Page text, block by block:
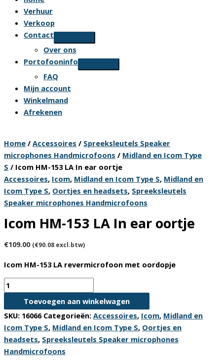
Verhuur
Verkoop
Contact
Over ons
Portofooninfo
FAQ
Mijn account
Winkelmand
Afrekenen
Home / Accessoires / Spreeksleutels Speaker
microphones Handmicrofoons / Midland en Icom Type
S / Icom HM-153 LA In ear oortje
Accessoires, Icom, Midland en Icom Type S, Midland en
Icom Type S, Oortjes en headsets, Spreeksleutels
Speaker microphones Handmicrofoons
Icom HM-153 LA In ear oortje
€109.00 (€90.08 excl.btw)
Icom HM-153 LA revermicrofoon met oordopje
Icom
HM-
153
LA
In
ear
oortje
Toevoegen aan winkelwagen
SKU: 16066 Categorieën: Accessoires, Icom, Midland en
Icom Type S, Midland en Icom Type S, Oortjes en
headsets, Spreeksleutels Speaker microphones
Handmicrofoons